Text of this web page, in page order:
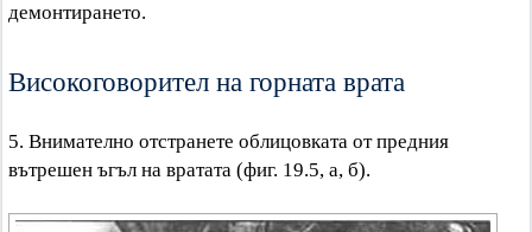
демонтирането.
Високоговорител на горната врата
5. Внимателно отстранете облицовката от предния
вътрешен ъгъл на вратата (фиг. 19.5, а, б).